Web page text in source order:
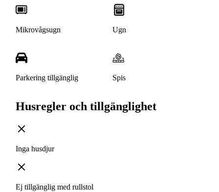
Mikrovågsugn Ugn
Parkering tillgänglig Spis
Husregler och tillgänglighet
Inga husdjur
Ej tillgänglig med rullstol